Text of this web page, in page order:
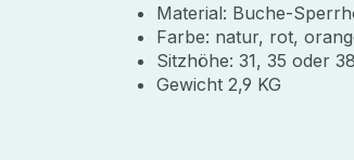
Material: Buche-
Farbe: natur, rot,
Sitzhöhe: 31, 35 oder
Gewicht 2,9 KG